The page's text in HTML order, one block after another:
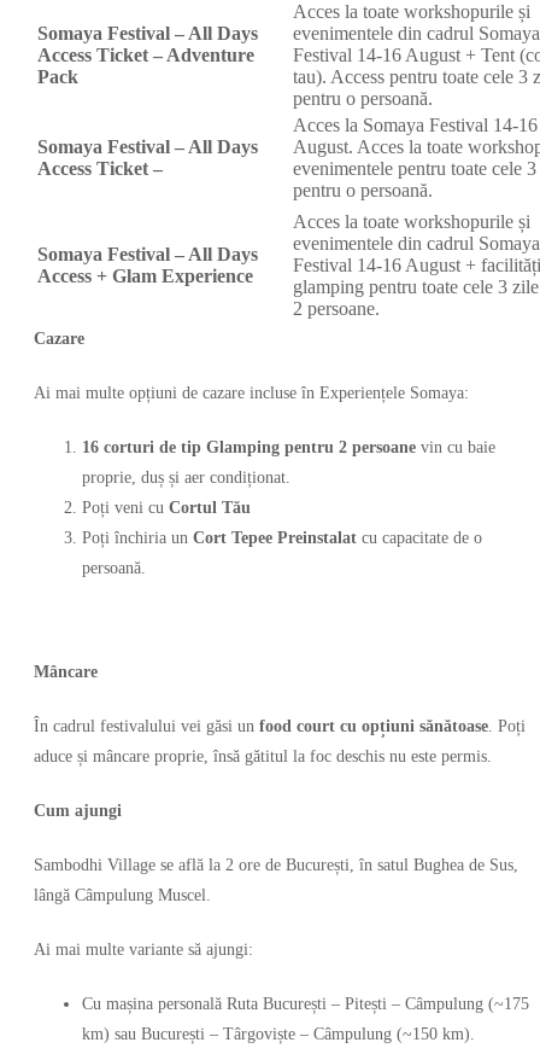
Somaya Festival – All Days
Access Ticket – Adventure
Pack
Acces la toate workshopurile și
evenimentele din cadrul Somaya
Festival 14-16 August + Tent
tau). Access pentru toate cele 3
pentru o persoană.
Somaya Festival – All Days
Access Ticket –
Acces la Somaya Festival 14-16
August. Acces la toate
evenimentele pentru toate cele
pentru o persoană.
Somaya Festival – All Days
Access + Glam Experience
Acces la toate workshopurile și
evenimentele din cadrul Somaya
Festival 14-16 August + facilități
glamping pentru toate cele 3
2 persoane.
Cazare
Ai mai multe opțiuni de cazare incluse în Experiențele Somaya:
16 corturi de tip Glamping pentru 2 persoane vin cu baie
proprie, duș și aer condiționat.
Poți veni cu Cortul Tău
Poți închiria un Cort Tepee Preinstalat cu capacitate de o
persoană.
Mâncare
În cadrul festivalului vei găsi un food court cu opțiuni sănătoase. Poți
aduce și mâncare proprie, însă gătitul la foc deschis nu este permis.
Cum ajungi
Sambodhi Village se află la 2 ore de București, în satul Bughea de Sus,
lângă Câmpulung Muscel.
Ai mai multe variante să ajungi:
Cu mașina personală Ruta București – Pitești – Câmpulung (~175
km) sau București – Târgoviște – Câmpulung (~150 km).